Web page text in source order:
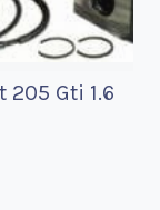
205 Gti 1.6